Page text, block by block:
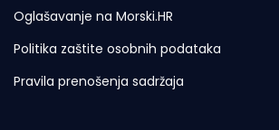
Oglašavanje na Morski.HR
Politika zaštite osobnih podataka
Pravila prenošenja sadržaja